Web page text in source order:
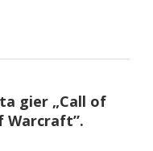
gier „Call of
Warcraft”.